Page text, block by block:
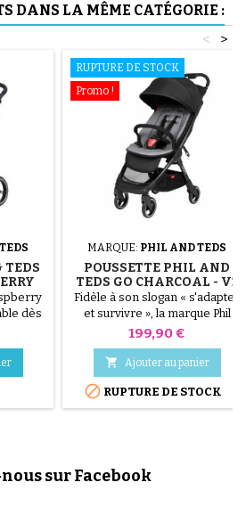
DANS LA MÊME CATÉGORIE :
>
<
TEDS
dès
kilos
RUPTURE DE STOCK
Promo !
MARQUE: PHIL AND TEDS
POUSSETTE PHIL AND
TEDS GO CHARCOAL - V2
2020
Fidèle à son slogan « s'adapter
et survivre », la marque Phil
&amp; Teds propose
aujourd'hui une poussette
canne très pratique pour les
citadins qui désirent de la
simplicité dans leur quotidien
de parent. Avec sa largeur
ou dans le métro
Prix
199,90 €
 Ajouter au panier
 RUPTURE DE STOCK
sur Facebook